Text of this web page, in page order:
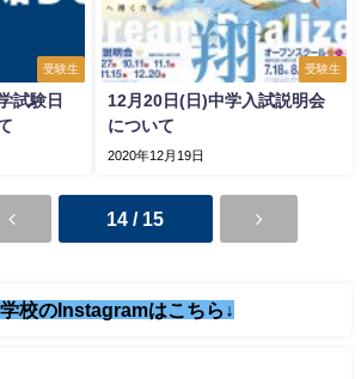
受験生
試験日
受験生
12月20日(日)中学入試説明会
について
2020年12月19日
14 / 15
校のInstagramはこちら↓